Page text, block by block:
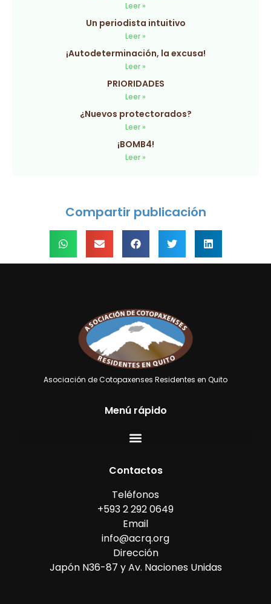
Leer »
Un periodista intuitivo
Leer »
¡Autodeterminación, la excusa!
Leer »
PRIORIDADES
Leer »
¿Nuevos protectorados?
Leer »
¡BOMB4!
Leer »
Compartir publicación
Asociación de Cotopaxenses Residentes en Quito
Menú rápido
Contactos
Teléfonos
+593 2 292 0649
Email
info@acrq.org
Dirección
Japón N36-87 y Av. Naciones Unidas